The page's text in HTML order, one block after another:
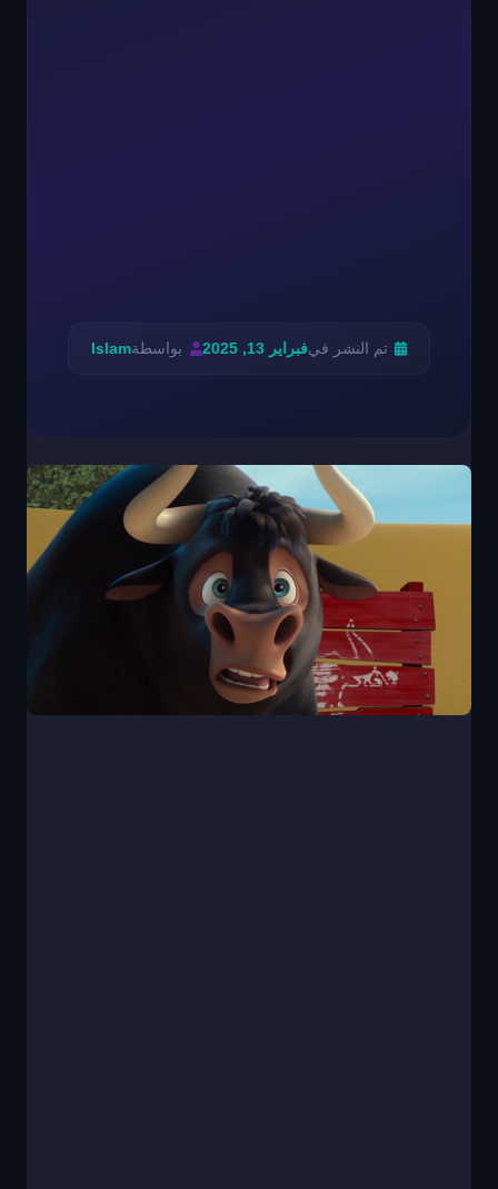
تم النشر فيفبراير 13, 2025 بواسطةIslam